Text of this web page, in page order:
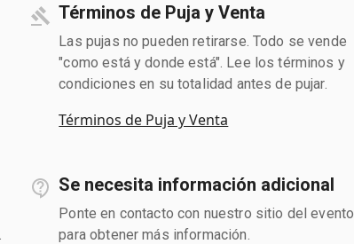
Términos de Puja y Venta
Las pujas no pueden retirarse. Todo se vende
"como está y donde está". Lee los términos y
condiciones en su totalidad antes de pujar.
Términos de Puja y Venta
Se necesita información adicional
Ponte en contacto con nuestro sitio del evento
para obtener más información.